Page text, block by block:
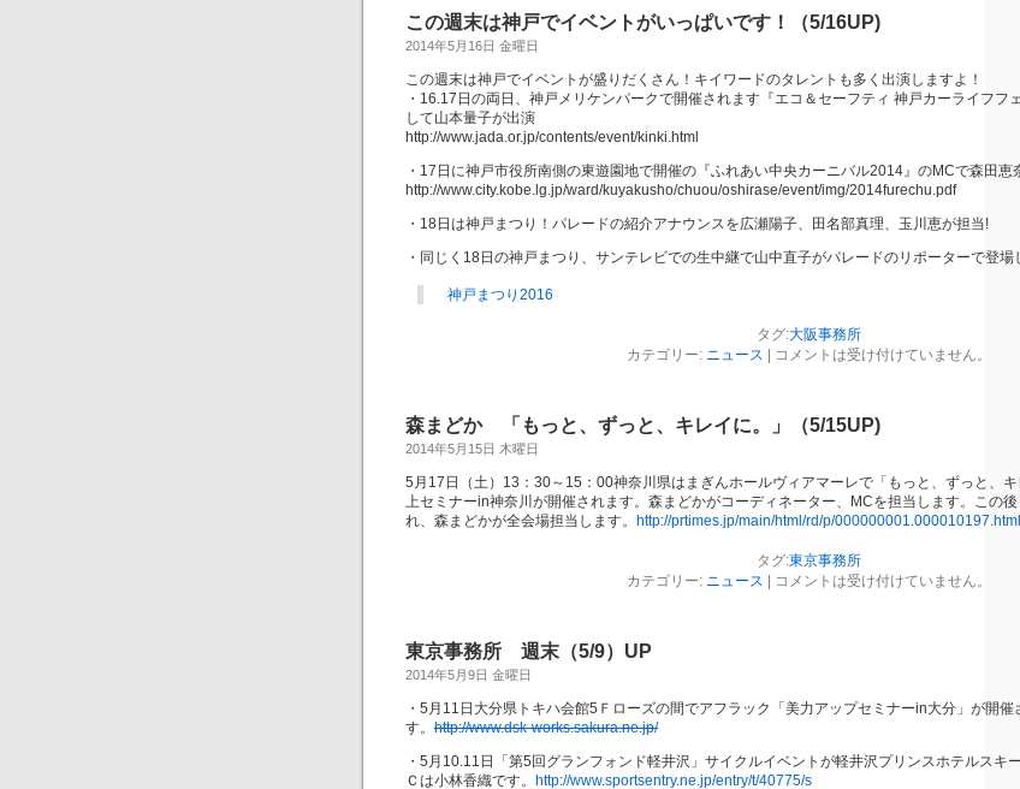
この週末は神戸でイベントがいっぱいです！（5/16UP)
2014年5月16日 金曜日
この週末は神戸でイベントが盛りだくさん！キイワードのタレントも多く出演しますよ！
・16.17日の両日、神戸メリケンパークで開催されます『エコ＆セーフティ 神戸カーライフフ
して山本量子が出演
http://www.jada.or.jp/contents/event/kinki.html
・17日に神戸市役所南側の東遊園地で開催の『ふれあい中央カーニバル2014』のMCで森田恵
http://www.city.kobe.lg.jp/ward/kuyakusho/chuou/oshirase/event/img/2014furechu.pdf
・18日は神戸まつり！パレードの紹介アナウンスを広瀬陽子、田名部真理、玉川恵が担当!
・同じく18日の神戸まつり、サンテレビでの生中継で山中直子がパレードのリポーターで登場
神戸まつり2016
タグ:大阪事務所
カテゴリー: ニュース コメントは受け付けていません。
森まどか 「もっと、ずっと、キレイに。」（5/15UP)
2014年5月15日 木曜日
5月17日（土）13：30～15：00神奈川県はまぎんホールヴィアマーレで「もっと、ずっと、
上セミナーin神奈川が開催されます。森まどかがコーディネーター、MCを担当します。この
れ、森まどかが全会場担当します。 http://prtimes.jp/main/html/rd/p/000000001.000010197.html
タグ:東京事務所
カテゴリー: ニュース コメントは受け付けていません。
東京事務所 週末（5/9）UP
2014年5月9日 金曜日
・5月11日大分県トキハ会館5Ｆローズの間でアフラック「美力アップセミナーin大分」が開
す。 http://www.dsk-works.sakura.ne.jp/
・5月10.11日「第5回グランフォンド軽井沢」サイクルイベントが軽井沢プリンスホテルスキ
Ｃは小林香織です。 http://www.sportsentry.ne.jp/entry/t/40775/s